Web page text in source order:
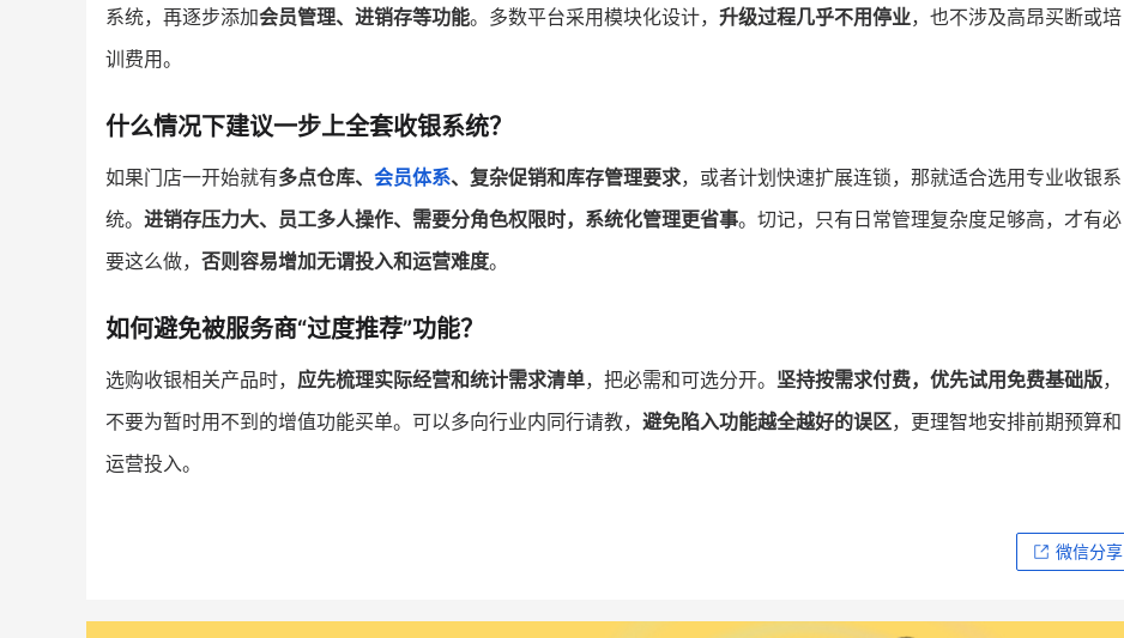
系统，再逐步添加会员管理、进销存等功能。多数平台采用模块化设计， 升级过程几乎不用停业，也不涉及高昂买断或培
训费用。
什么情况下建议一步上全套收银系统？
如果门店一开始就有多点仓库、 会员体系、复杂促销和库存管理要求，或者计划快速扩展连锁，那就适合选用专业收银系
统。 进销存压力大、员工多人操作、需要分角色权限时，系统化管理更省事。切记，只有日常管理复杂度足够高，才有必
要这么做， 否则容易增加无谓投入和运营难度。
如何避免被服务商“过度推荐”功能？
选购收银相关产品时， 应先梳理实际经营和统计需求清单，把必需和可选分开。 坚持按需求付费，优先试用免费基础版，
不要为暂时用不到的增值功能买单。可以多向行业内同行请教， 避免陷入功能越全越好的误区，更理智地安排前期预算和
运营投入。
微信分享